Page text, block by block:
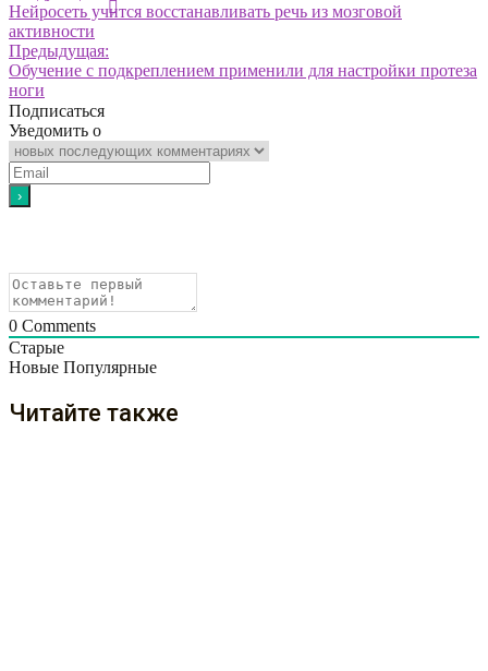
Нейросеть учится восстанавливать речь из мозговой
активности
Предыдущая:
Обучение с подкреплением применили для настройки протеза
ноги
Подписаться
Уведомить о
0 Comments
Старые
Новые Популярные
Читайте также